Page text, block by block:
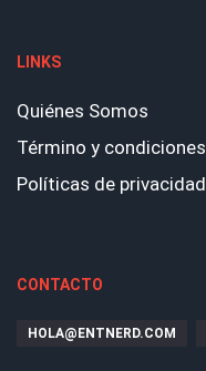
LINKS
Quiénes Somos
Término y condiciones
Políticas de privacidad
CONTACTO
HOLA@ENTNERD.COM